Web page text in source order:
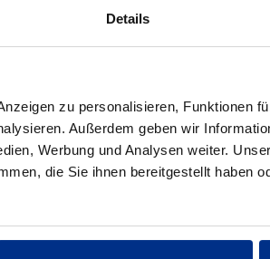
Details
zu personalisieren, Funktionen
Außerdem geben wir
Werbung und Analysen weiter.
die Sie ihnen bereitgestellt haben
HW-5210/140/5/4
242,00 €
pro 1 Stück (exkl. Mwst.)